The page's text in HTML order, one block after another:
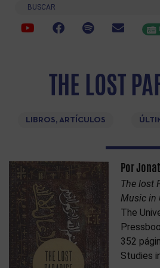
Buscar
THE LOST
LIBROS, ARTÍCULOS
Por
The lost
Music in
The
352
Studies